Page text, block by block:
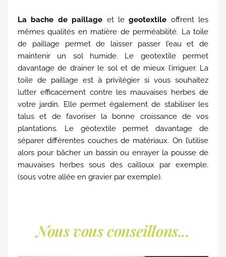
La bache de paillage et legeotextile offrent les
mêmes qualités en matière de perméabilité. La toile
de paillage permet de laisser passer l’eau et de
maintenir un sol humide. Le geotextile permet
davantage de drainer le sol et de mieux l’irriguer. La
toile de paillage est à privilégier si vous souhaitez
lutter efficacement contre les mauvaises herbes de
votre jardin. Elle permet également de stabiliser les
talus et de favoriser la bonne croissance de vos
plantations. Le géotextile permet davantage de
séparer différentes couches de matériaux. On l’utilise
alors pour bâcher un bassin ou enrayer la pousse de
mauvaises herbes sous des cailloux par exemple.
(sous votre allée en gravier par exemple).
Nous vous conseillons...